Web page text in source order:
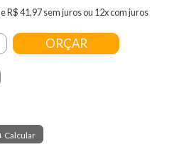
R$ 41,97 sem juros ou 12x com juros
ORÇAR